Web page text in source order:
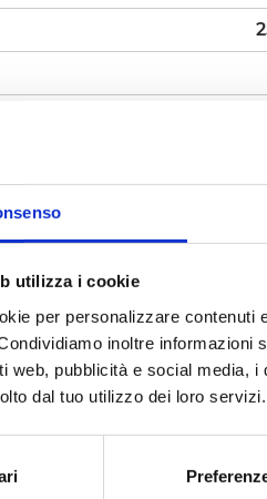
utilizza i cookie
per personalizzare contenuti
inoltre
web, pubblicità e social media,
dal tuo utilizzo dei loro servizi.
e
il